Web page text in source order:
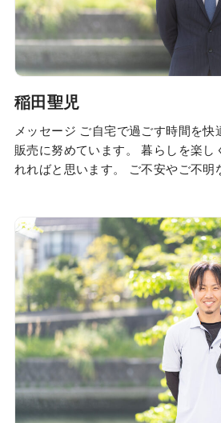
稲田聖児
メッセージ ご自宅で過ごす時間を
販売に努めています。 暮らしを楽し
れればと思います。 ご不安やご不明
ントはこちら／